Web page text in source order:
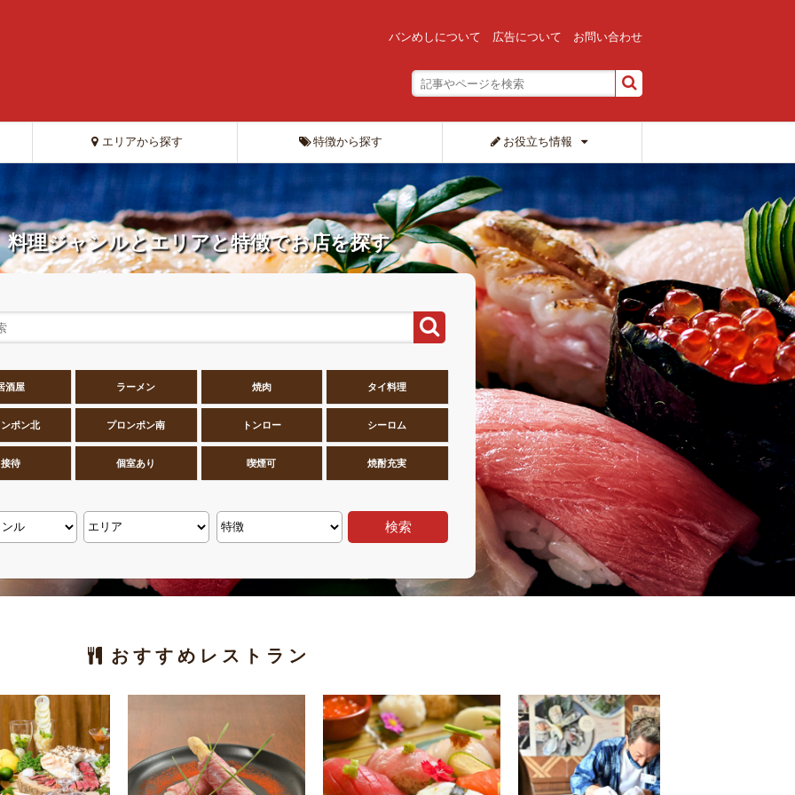
バンめしについて 広告について お問い合わせ
エリアから探す 特徴から探す お役立ち情報
料理ジャンルとエリアと特徴でお店を探す
酒屋 ラーメン 焼肉 タイ料理
ポン北 プロンポン南 トンロー シーロム
接待 個室あり 喫煙可 焼酎充実
検索
おすすめレストラン